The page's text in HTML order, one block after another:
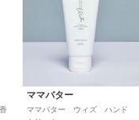
ママバター
ママバター ウィズ ハンド